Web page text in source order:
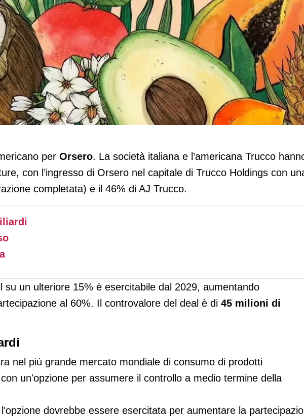
di Orsero parte da New York. Rileva il 45% di
di dollari
per Orsero. La società italiana e l’americana Trucco
con l’ingresso di Orsero nel capitale di Trucco Holdings con
completata) e il 46% di AJ Trucco.
su un ulteriore 15% è esercitabile dal 2029, aumentando
al 60%. Il controvalore del deal è di 45 milioni di
nel più grande mercato mondiale di consumo di prodotti
un'opzione per assumere il controllo a medio termine della
dovrebbe essere esercitata per aumentare la